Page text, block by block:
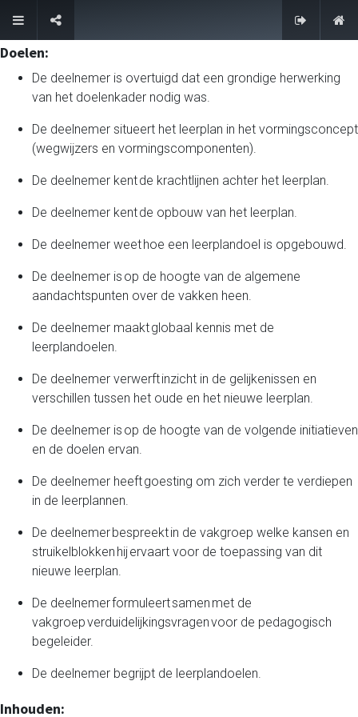
Doelen:
De deelnemer is overtuigd dat een grondige herwerking
van het doelenkader nodig was.
De deelnemer situeert het leerplan in het vormingsconcept
(wegwijzers en vormingscomponenten).
De deelnemer kent de krachtlijnen achter het leerplan.
De deelnemer kent de opbouw van het leerplan.
De deelnemer weet hoe een leerplandoel is opgebouwd.
De deelnemer is op de hoogte van de algemene
aandachtspunten over de vakken heen.
De deelnemer maakt globaal kennis met de
leerplandoelen.
De deelnemer verwerft inzicht in de gelijkenissen en
verschillen tussen het oude en het nieuwe leerplan.
De deelnemer is op de hoogte van de volgende initiatieven
en de doelen ervan.
De deelnemer heeft goesting om zich verder te verdiepen
in de leerplannen.
De deelnemer bespreektin de vakgroep welke kansen en
struikelblokken hij ervaart voor de toepassing van dit
nieuwe leerplan.
De deelnemer formuleertsamen met de
vakgroep verduidelijkingsvragenvoor de pedagogisch
begeleider.
De deelnemer begrijpt de leerplandoelen.
Inhouden:
leeromgeving@katholiekonderwijs.vlaanderen
privacyverklaring
Copyright © Bedrijfsnaam